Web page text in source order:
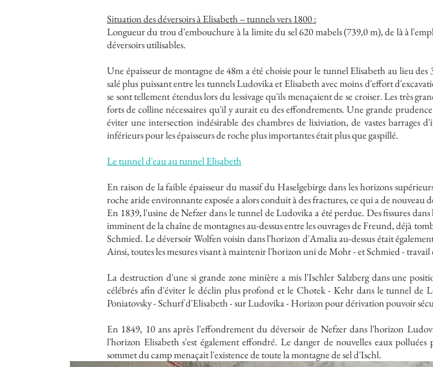
Situation des déversoirs à Elisabeth – tunnels vers 1800 :
Longueur du trou d'embouchure à la limite du sel 620 mabels (739,0 m), de là à
déversoirs utilisables.
Une épaisseur de montagne de 48m a été choisie pour le tunnel Elisabeth au lieu
salé plus puissant entre les tunnels Ludovika et Elisabeth avec moins d'effort
se sont tellement étendus lors du lessivage qu'ils menaçaient de se croiser. Les très
forts de colline nécessaires qu'il y aurait eu des effondrements. Une grande
éviter une intersection indésirable des chambres de lixiviation, de vastes barrages
inférieurs pour les épaisseurs de roche plus importantes était plus que gaspillé.
Le tunnel d'eau au tunnel Elisabeth
En raison de la faible épaisseur du massif du Haselgebirge dans les horizons
roche aride environnante exposée a alors conduit à des fractures, ce qui a de nouveau
En 1839, l'usine de Nefzer dans le tunnel de Ludovika a été perdue. Des fissures
imminent de la chaîne de montagnes au-dessus entre les ouvrages de Freund, déjà
Schmied. Le déversoir Wolfen voisin dans l'horizon d'Amalia au-dessus était
Ainsi, toutes les mesures visant à maintenir l'horizon uni de Mohr - et Schmied - travail
La destruction d'une si grande zone minière a mis l'Ischler Salzberg dans une
célébrés afin d'éviter le déclin plus profond et le Chotek - Kehr dans le tunnel de
Poniatovsky - Schurf d'Elisabeth - sur Ludovika - Horizon pour dérivation pouvoir
En 1849, 10 ans après l'effondrement du déversoir de Nefzer dans l'horizon
l'horizon Elisabeth s'est également effondré. Le danger de nouvelles eaux
sommet du camp menaçait l'existence de toute la montagne de sel d'Ischl.